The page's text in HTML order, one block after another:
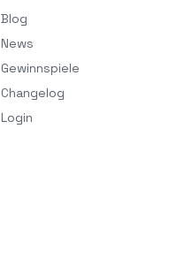
Blog
News
Gewinnspiele
Changelog
Login